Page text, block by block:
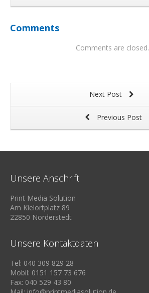
Comments
Comments are closed.
Next Post
Previous Post
Unsere Anschrift
Print Media Solution
Am Kielortplatz 89
22850 Norderstedt
Unsere Kontaktdaten
Tel: 040 309 829 28
Mobil: 0151 157 73 676
Fax: 040 529 43 80